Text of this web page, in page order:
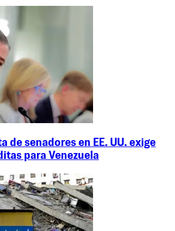
de senadores en EE. UU. exige
para Venezuela